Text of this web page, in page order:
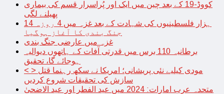
کووڈ-19 کے بعد چین میں ایک اور پُراسرار قسم کی بیماری
پھیلنے لگی
14 ہزار فلسطینیوں کی شہادت کے بعد غزہ میں 4 روزہ
جنگ بندی کا آغاز ہوگیا
غزہ میں عارضی جنگ بندی
برطانیہ 110 برس میں قدرتی آفات کے ہاتھوں دیوالیہ
ہوجائے گا، تحقیق
< > مودی کیلیے نئی پریشانی؛ امریکا نے سکھ رہنما قتل
سازش کی تحقیقات شروع کردیں
متحدہ عرب امارات: 2024 میں عید الفطر اور عید الاضحیٰ